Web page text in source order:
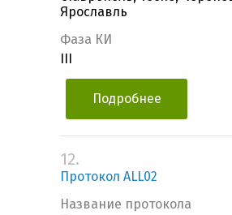
Ярославль
Фаза КИ
Подробнее
12.
Протокол ALL02
Название протокола